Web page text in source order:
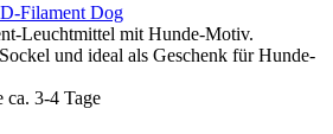
Filament Dog
Leuchtmittel mit Hunde-Motiv.
und ideal als Geschenk für Hunde-
ca. 3-4 Tage